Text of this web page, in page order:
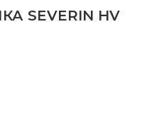
SEVERIN HV